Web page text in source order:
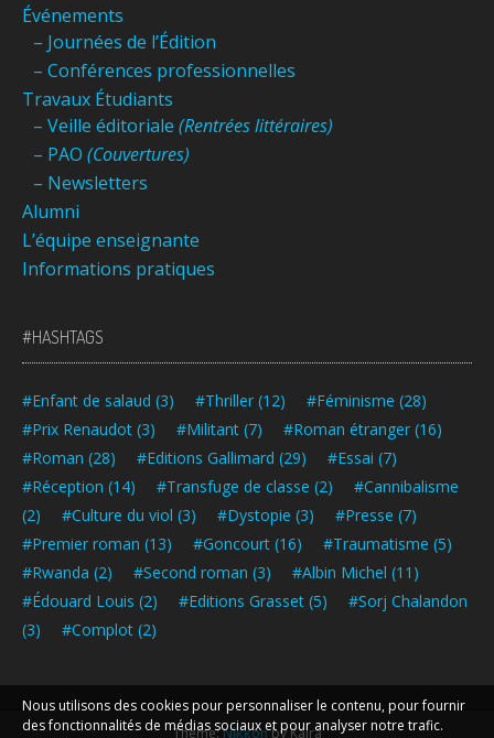
Événements
– Journées de l’Édition
– Conférences professionnelles
Travaux Étudiants
– Veille éditoriale (Rentrées littéraires)
– PAO (Couvertures)
– Newsletters
Alumni
L’équipe enseignante
Informations pratiques
#HASHTAGS
#Enfant de salaud (3) #Thriller (12) #Féminisme (28)
#Prix Renaudot (3) #Militant (7) #Roman étranger (16)
#Roman (28) #Editions Gallimard (29) #Essai (7)
#Réception (14) #Transfuge de classe (2)
#Cannibalisme
(2)
#Culture du viol (3) #Dystopie (3) #Presse (7)
#Premier roman (13) #Goncourt (16) #Traumatisme (5)
#Rwanda (2) #Second roman (3) #Albin Michel (11)
#Édouard Louis (2) #Editions Grasset (5)
#Sorj Chalandon
(3)
#Complot (2)
Theme:Nikkonby Kaira
Nous utilisons des cookies pour personnaliser le contenu, pour fournir
des fonctionnalités de médias sociaux et pour analyser notre trafic.